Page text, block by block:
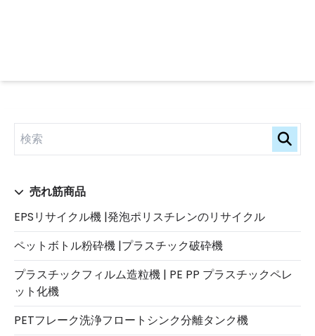
売れ筋商品
EPSリサイクル機 |発泡ポリスチレンのリサイクル
ペットボトル粉砕機 |プラスチック破砕機
プラスチックフィルム造粒機 | PE PP プラスチックペレ
ット化機
PETフレーク洗浄フロートシンク分離タンク機